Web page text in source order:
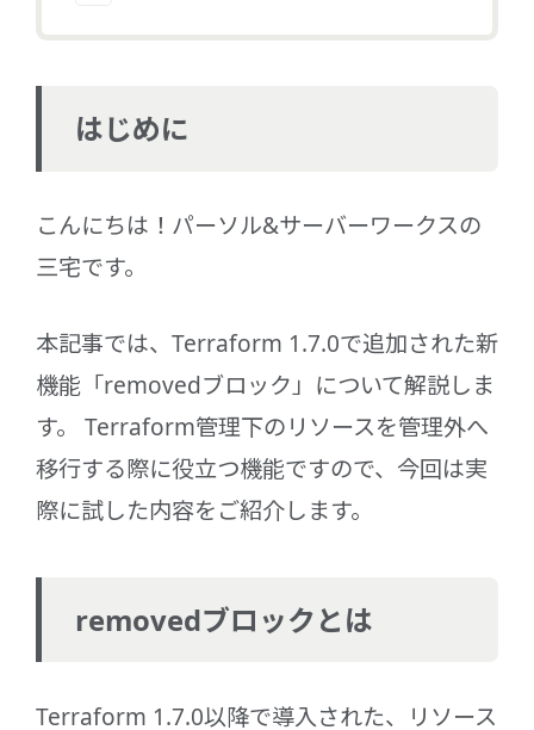
はじめに
こんにちは！パーソル&サーバーワークスの
三宅です。
本記事では、Terraform 1.7.0で追加された新
機能「removedブロック」について解説しま
す。 Terraform管理下のリソースを管理外へ
移行する際に役立つ機能ですので、今回は実
際に試した内容をご紹介します。
removedブロックとは
Terraform 1.7.0以降で導入された、リソース